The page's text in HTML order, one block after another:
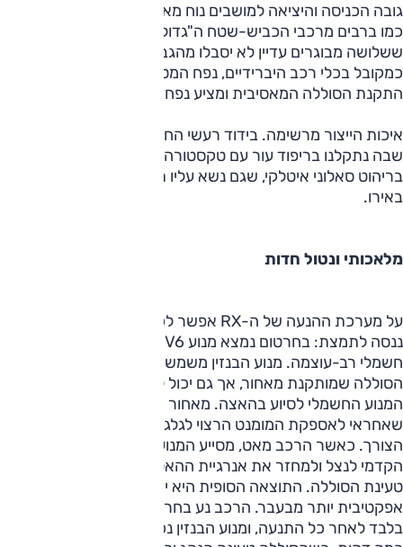
גובה הכניסה והיציאה למושבים נוח מאוד. מרחב הפנים אינו נדיב
כמו ברבים מרכבי הכביש-שטח ה"גדולים" שבפלח, למרות
ששלושה מבוגרים עדיין לא יסבלו מהגבלת תנועה מאחור.
כמקובל בכלי רכב היברידיים, נפח המטען מאחור מקופח לטובת
התקנת הסוללה המאסיבית ומציע נפח של 495 ליטר בלבד.
איכות הייצור מרשימה. בידוד רעשי החוץ יסודי, והפעם האחרונה
שבה נתקלנו בריפוד עור עם טקסטורה כה רכה וחלקה הייתה
בריהוט סאלוני איטלקי, שגם נשא עליו תג מחיר של ארבע ספרות
באירו.
מלאכותי ונטול חדות
‏‎‎על מערכת ההנעה של ה-‏RX‏ אפשר לכתוב מדריך עב-כרס, אך
חשמלי רב-עוצמה. מנוע הבנזין משמש גם כגנרטור להטענת
הסוללה שמותקנת מאחור, אך גם יכול לשאוב ממנה אנרגיה דרך
המנוע החשמלי לסיוע בהאצה. מאחור יש מנוע חשמלי נוסף,
שאחראי לאספקת המומנט הרצוי לגלגלים האחוריים בעת
הצורך. כאשר הרכב מאט, מסייע המנוע החשמלי האחורי למנוע
הקדמי לנצל ולמחזר את אנרגיית ההאטה של הרכב לטובת
טעינת הסוללה. התוצאה הסופית היא יכולת תנועה חשמלית
אפקטיבית יותר מבעבר. הרכב נע בחרישיות מוחלטת על חשמל
בלבד לאחר כל התנעה, ומנוע הבנזין נכנס לפעולה רק אחרי